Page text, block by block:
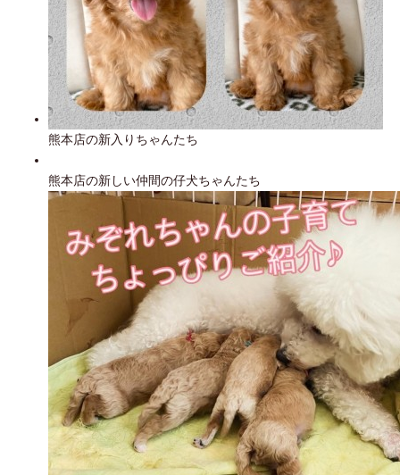
熊本店の新入りちゃんたち
熊本店の新しい仲間の仔犬ちゃんたち